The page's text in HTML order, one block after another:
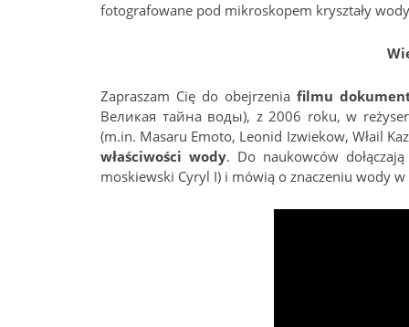
fotografowane pod mikroskopem kryształy
Zapraszam Cię do obejrzenia filmu
Великая тайна воды), z 2006 roku, w
(m.in. Masaru Emoto, Leonid Izwiekow, Włail
właściwości wody. Do naukowców
moskiewski Cyryl I) i mówią o znaczeniu wody